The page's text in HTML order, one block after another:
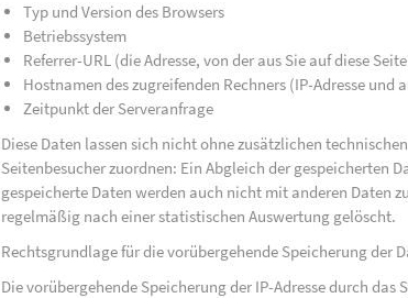
Typ und Version des Browsers
Betriebssystem
Referrer-URL (die Adresse, von der aus Sie auf diese
Hostnamen des zugreifenden Rechners (IP-Adresse und
Zeitpunkt der Serveranfrage
Diese Daten lassen sich nicht ohne zusätzlichen
Seitenbesucher zuordnen: Ein Abgleich der gespeicherten
gespeicherte Daten werden auch nicht mit anderen Daten
regelmäßig nach einer statistischen Auswertung gelöscht.
Rechtsgrundlage für die vorübergehende Speicherung der
Die vorübergehende Speicherung der IP-Adresse durch